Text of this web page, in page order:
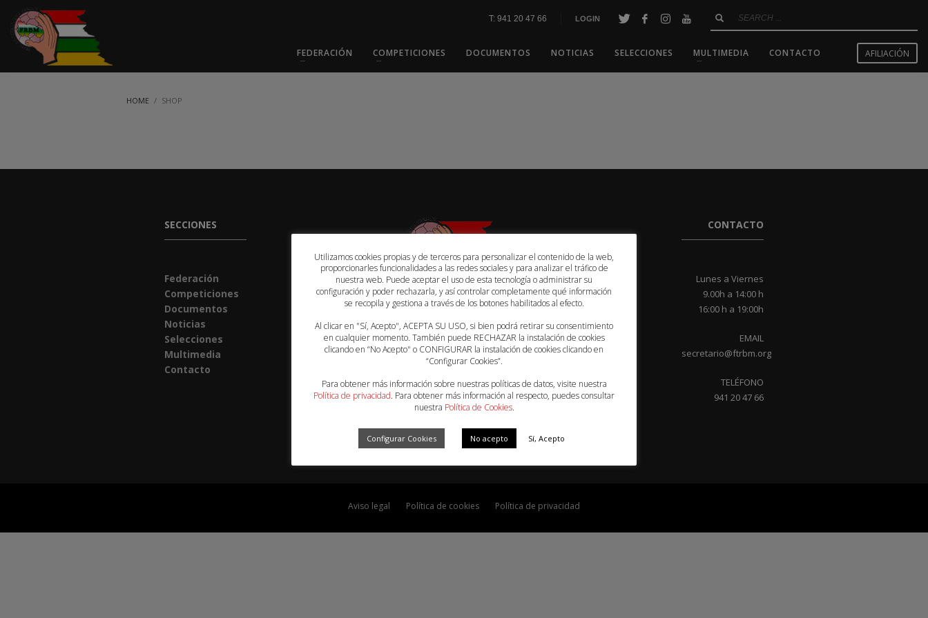
T: 941 20 47 66 LOGIN
FEDERACIÓN COMPETICIONES DOCUMENTOS NOTICIAS SELECCIONES MULTIMEDIA CONTACTO AFILIACIÓN
HOME SHOP
SECCIONES
Federación
Competiciones
Documentos
Noticias
Selecciones
Multimedia
Contacto
Copyright © 2019 FTRBM. Todos los derechos reservados.
Desarrollado porTOOOLS
CONTACTO
Lunes a Viernes
9.00h a 14:00 h
16:00 h a 19:00h
EMAIL
secretario@ftrbm.org
TELÉFONO
941 20 47 66
Aviso legal Política de cookies Política de privacidad
Utilizamos cookies propias y de terceros para personalizar el contenido de la web,
proporcionarles funcionalidades a las redes sociales y para analizar el tráfico de
nuestra web. Puede aceptar el uso de esta tecnología o administrar su
configuración y poder rechazarla, y así controlar completamente qué información
se recopila y gestiona a través de los botones habilitados al efecto.
Al clicar en "Sí, Acepto", ACEPTA SU USO, si bien podrá retirar su consentimiento
en cualquier momento. También puede RECHAZAR la instalación de cookies
clicando en “No Acepto" o CONFIGURAR la instalación de cookies clicando en
“Configurar Cookies”.
Para obtener más información sobre nuestras políticas de datos, visite nuestra
Política de privacidad. Para obtener más información al respecto, puedes consultar
nuestra Política de Cookies.
Configurar Cookies No acepto Sí, Acepto